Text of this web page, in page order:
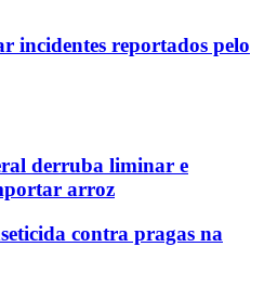
incidentes reportados pelo
derruba liminar e
arroz
contra pragas na